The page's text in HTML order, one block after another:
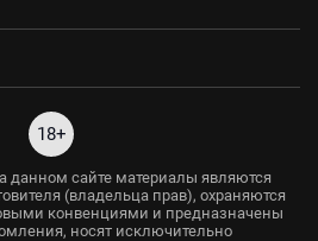
18+
данном сайте материалы являются
(владельца прав), охраняются
конвенциями и предназначены
носят исключительно